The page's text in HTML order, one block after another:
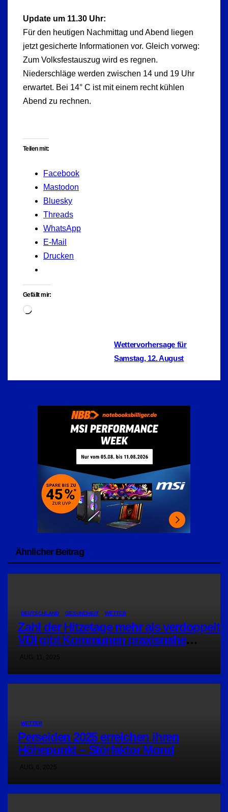
Update um 11.30 Uhr:
Für den heutigen Nachmittag und Abend liegen
jetzt gesicherte Informationen vor. Gleich vorweg:
Zum Volksfestauszug wird es regnen.
Niederschläge werden zwischen 14 und 19 Uhr
erwartet. Bei 14° C ist mit einem recht kühlen
Abend zu rechnen.
Teilen mit:
Facebook
Mastodon
Bluesky
Threads
WhatsApp
E-Mail
Drucken
Gefällt mir:
Wird
Beitragsnavigation
Wettervorhersage für
Samstag, 12. August
Ähnlicher Beitrag
DEUTSCHLAND GESUNDHEIT WETTER
Zahl der Hitzetage mehr als verdoppelt:
VDI gibt Kommunen praxisnahe
Empfehlungen
WETTER
Perseiden 2025 erreichen ihren
Höhepunkt – Störfaktor Mond